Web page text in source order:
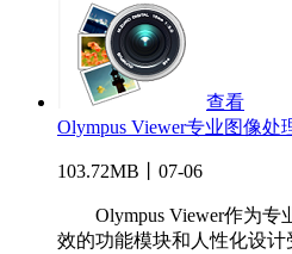
查看
Olympus Viewer专业图像处
103.72MB丨07-06
Olympus Viewer作为专
效的功能模块和人性化设